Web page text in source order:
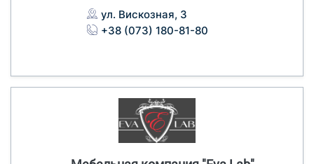
ул. Вискозная, 3
+38 (073) 180-81-80